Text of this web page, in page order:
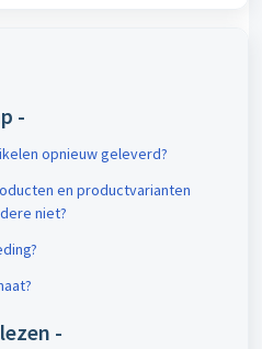
-
opnieuw geleverd?
en productvarianten
niet?
-